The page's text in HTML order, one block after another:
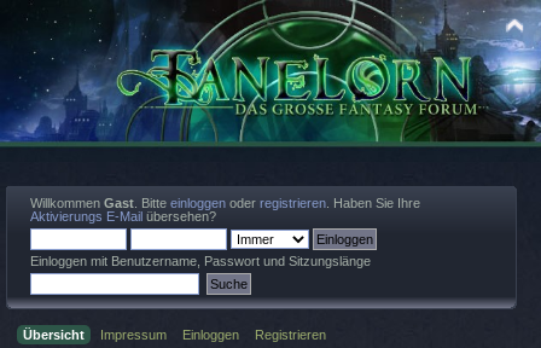
Willkommen Gast . Bitte einloggen oder registrieren . Haben Sie Ihre
Aktivierungs E-Mail übersehen?
Einloggen mit Benutzername, Passwort und Sitzungslänge
Übersicht Impressum Einloggen Registrieren